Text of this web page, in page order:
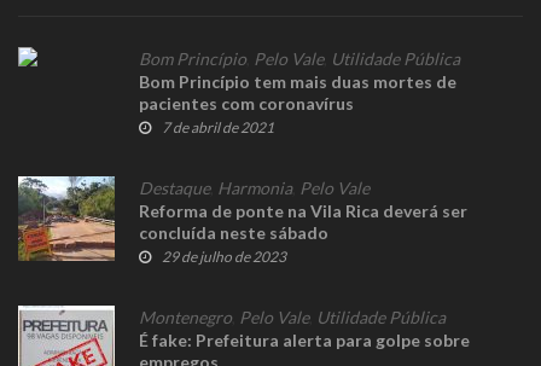
Bom Princípio Pelo Vale, Utilidade Pública
Bom Princípio tem mais duas mortes de
pacientes com coronavírus
7 de abril de 2021
Destaque, Harmonia, Pelo Vale
Reforma de ponte na Vila Rica deverá ser
concluída neste sábado
29 de julho de 2023
Montenegro Pelo Vale, Utilidade Pública
É fake: Prefeitura alerta para golpe sobre
empregos